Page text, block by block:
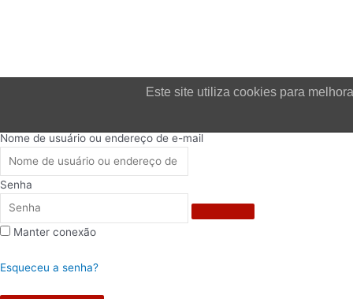
Este site utiliza cookies para
Nome de usuário ou endereço de e-mail
Senha
Manter conexão
Esqueceu a senha?